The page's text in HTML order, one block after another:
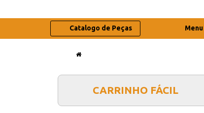
Catalogo de Peças
CARRINHO FÁCIL